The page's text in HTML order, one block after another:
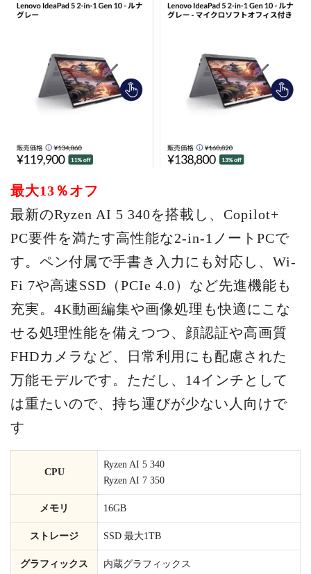
最大13％オフ
最新のRyzen AI 5 340を搭載し、Copilot+
PC要件を満たす高性能な2-in-1ノートPCで
す。ペン付属で手書き入力にも対応し、Wi-
Fi 7や高速SSD（PCIe 4.0）など先進機能も
充実。4K動画編集や画像処理も快適にこな
せる処理性能を備えつつ、顔認証や高画質
FHDカメラなど、日常利用にも配慮された
万能モデルです。ただし、14インチとして
は重たいので、持ち運びが少ない人向けで
す
CPU
Ryzen AI 5 340
Ryzen AI 7 350
メモリ 16GB
ストレージ SSD 最大1TB
グラフィックス 内蔵グラフィックス